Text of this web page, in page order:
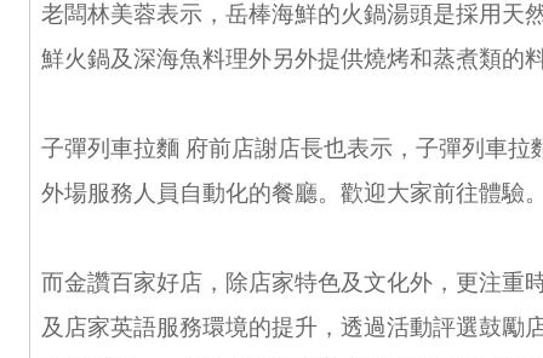
老闆林美蓉表示，岳棒海鮮的火鍋湯頭是採用天
鮮火鍋及深海魚料理外另外提供燒烤和蒸煮類的
子彈列車拉麵 府前店謝店長也表示，子彈列車拉
外場服務人員自動化的餐廳。歡迎大家前往體驗
而金讚百家好店，除店家特色及文化外，更注重
及店家英語服務環境的提升，透過活動評選鼓勵